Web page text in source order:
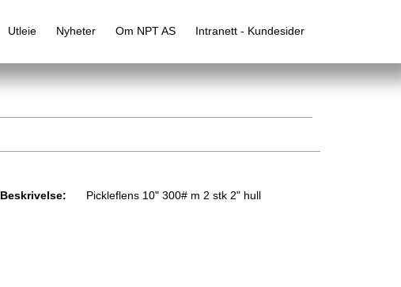
Utleie Nyheter Om NPT AS Intranett - Kundesider
Beskrivelse: Pickleflens 10" 300# m 2 stk 2" hull